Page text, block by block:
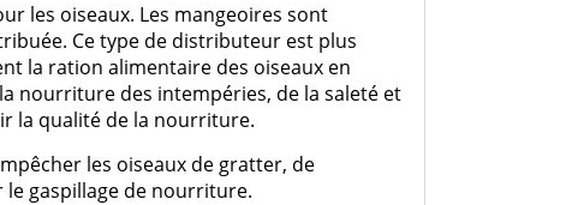
les oiseaux. Les mangeoires sont
Ce type de distributeur est plus
la ration alimentaire des oiseaux en
nourriture des intempéries, de la saleté et
la qualité de la nourriture.
les oiseaux de gratter, de
gaspillage de nourriture.